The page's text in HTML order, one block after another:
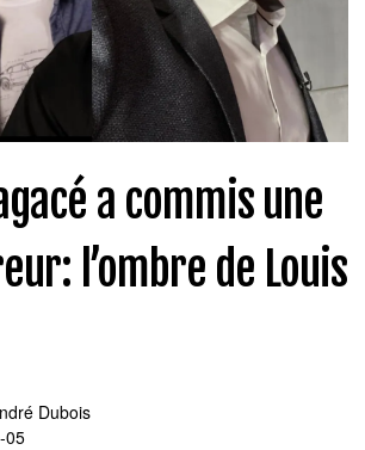
a commis une
l’ombre de Louis
Dubois
05